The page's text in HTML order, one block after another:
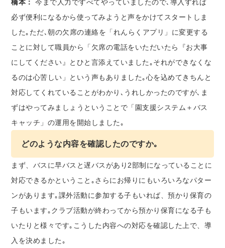
橋本：今まで人力ですべてやっていましたので､導入すれば
必ず便利になるから使ってみようと声をかけてスタートしま
した｡ただ､朝の欠席の連絡を「れんらくアプリ」に変更する
ことに対して職員から「欠席の電話をいただいたら『お大事
にしてください』とひと言添えていました｡それができなくな
るのは心苦しい」という声もありました｡心を込めてきちんと
対応してくれていることがわかり､うれしかったのですが､ま
ずはやってみましょうということで「園支援システム＋バス
キャッチ」の運用を開始しました｡
どのような内容を確認したのですか｡
まず、バスに早バスと遅バスがあり2部制になっていることに
対応できるかということ｡さらにお帰りにもいろいろなパター
ンがあります｡課外活動に参加する子もいれば、預かり保育の
子もいます｡クラブ活動が終わってから預かり保育になる子も
いたりと様々です｡こうした内容への対応を確認した上で、導
入を決めました｡